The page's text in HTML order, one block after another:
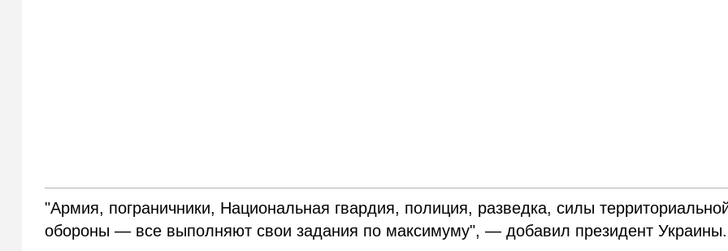
"Армия, пограничники, Национальная гвардия, полиция, разведка, силы
обороны — все выполняют свои задания по максимуму", — добавил президент Украины.